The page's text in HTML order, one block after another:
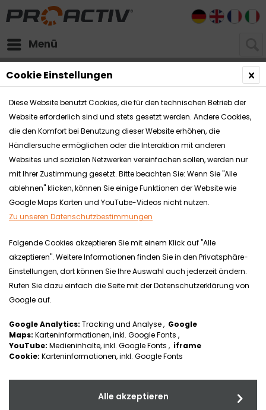
Menü
DE EN FR
Händlerbereich
Fachhandels-Dokumente Download
Organisation
Abklärungsbogen
Cookie Einstellungen
Diese Website benutzt Cookies, die für den technischen Betrieb der
Website erforderlich sind und stets gesetzt werden. Andere Cookies,
die den Komfort bei Benutzung dieser Website erhöhen, die
Händlersuche ermöglichen oder die Interaktion mit anderen
Websites und sozialen Netzwerken vereinfachen sollen, werden nur
mit Ihrer Zustimmung gesetzt. Bitte beachten Sie: Wenn Sie "Alle
ablehnen" klicken, können Sie einige Funktionen der Website wie
Google Maps Karten und YouTube-Videos nicht nutzen.
Zu unseren Datenschutzbestimmungen
Folgende Cookies akzeptieren Sie mit einem Klick auf "Alle
akzeptieren". Weitere Informationen finden Sie in den Privatsphäre-
Einstellungen, dort können Sie Ihre Auswahl auch jederzeit ändern.
Rufen Sie dazu einfach die Seite mit der Datenschutzerklärung von
Google auf.
Google Analytics: Tracking und Analyse , Google
Maps: Karteninformationen, inkl. Google Fonts ,
YouTube: Medieninhalte, inkl. Google Fonts , iframe
Cookie: Karteninformationen, inkl. Google Fonts
Alle akzeptieren